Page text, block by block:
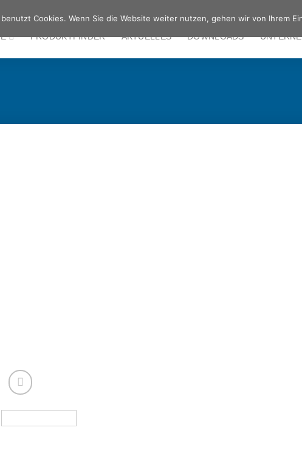
PRODUKTFINDER AKTUELLES DOWNLOADS
benutzt Cookies. Wenn Sie die Website weiter nutzen, gehen wir von Ihrem